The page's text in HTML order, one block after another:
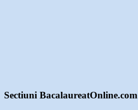
Sectiuni BacalaureatOnline.com